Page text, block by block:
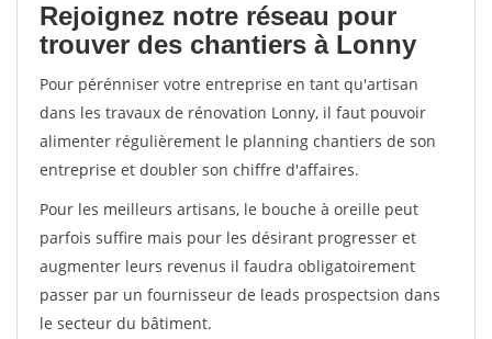
Rejoignez notre réseau pour
trouver des chantiers à Lonny
Pour pérénniser votre entreprise en tant qu'artisan
dans les travaux de rénovation Lonny, il faut pouvoir
alimenter régulièrement le planning chantiers de son
entreprise et doubler son chiffre d'affaires.
Pour les meilleurs artisans, le bouche à oreille peut
parfois suffire mais pour les désirant progresser et
augmenter leurs revenus il faudra obligatoirement
passer par un fournisseur de leads prospectsion dans
le secteur du bâtiment.